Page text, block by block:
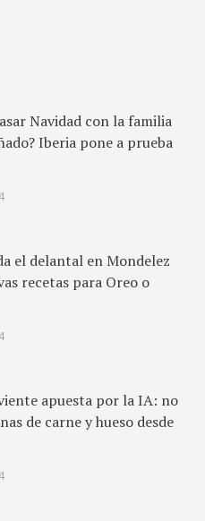
Navidad con la familia
Iberia pone a prueba
el delantal en Mondelez
recetas para Oreo o
apuesta por la IA: no
de carne y hueso desde